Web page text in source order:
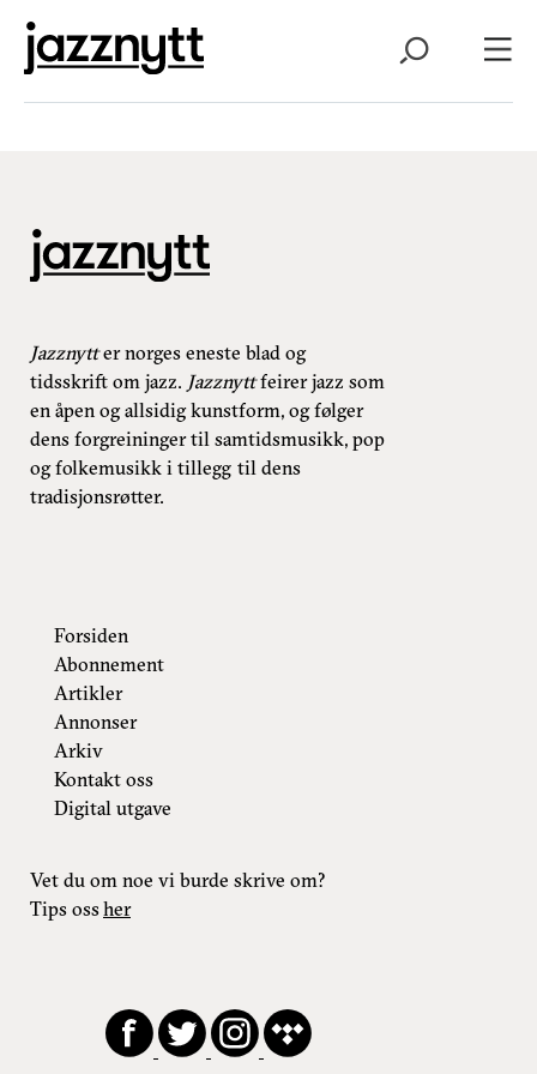
Jazznytter norges eneste blad og
tidsskrift om jazz. Jazznyttfeirer jazz som
en åpen og allsidig kunstform, og følger
dens forgreininger til samtidsmusikk, pop
og folkemusikk i tillegg til dens
tradisjonsrøtter.
Forsiden
Abonnement
Artikler
Annonser
Arkiv
Kontakt oss
Digital utgave
Vet du om noe vi burde skrive om?
Tips ossher